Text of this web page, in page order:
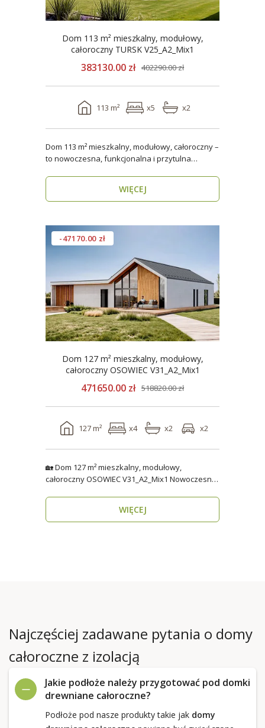
Dom 113 m² mieszkalny, modułowy,
całoroczny TURSK V25_A2_Mix1
383130.00 zł 402290.00 zł
113 m² x5 x2
Dom 113 m² mieszkalny, modułowy, całoroczny –
to nowoczesna, funkcjonalna i przytulna
WIĘCEJ
-47170.00 zł
Dom 127 m² mieszkalny, modułowy,
całoroczny OSOWIEC V31_A2_Mix1
471650.00 zł 518820.00 zł
127 m² x4 x2 x2
🏡 Dom 127 m² mieszkalny, modułowy,
całoroczny OSOWIEC V31_A2_Mix1 Nowoczesny,
WIĘCEJ
Najczęściej zadawane pytania o domy
całoroczne z izolacją
Jakie podłoże należy przygotować pod domki
drewniane całoroczne?
Podłoże pod nasze produkty takie jak domy